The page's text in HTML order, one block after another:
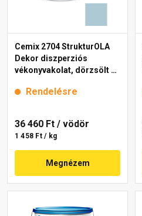
Cemix 2704 StrukturOLA
Dekor diszperziós
vékonyvakolat, dörzsölt 2
Rendelésre
36 460 Ft / vödör
1 458 Ft / kg
Megnézem